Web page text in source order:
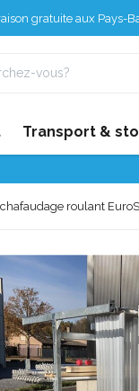
gratuite aux Pays-
Transport &
roulant